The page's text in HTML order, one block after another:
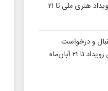
طبق اعلام دبیرخانه دوازدهمین دوسالانه ملی هنر سرامیک ایران، مهلت ثبت‌نام در این رویداد هنری ملی تا ۲۱
و درخواست
هنرمندان عرصه سرامیک هنری، مهلت ثبت‌نام در دوسالانه دوازدهم از سوی دبیرخانه این رویداد تا ۲۱ آبا‌ن‌ماه